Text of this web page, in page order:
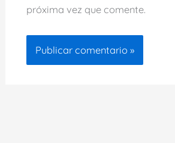
próxima vez que comente.